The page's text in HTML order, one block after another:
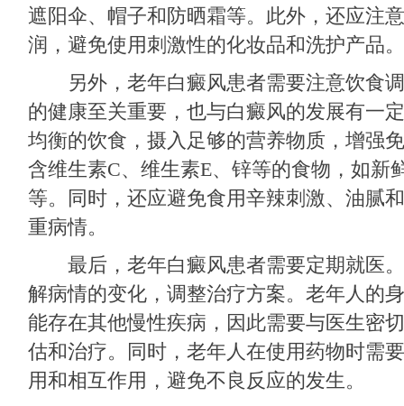
遮阳伞、帽子和防晒霜等。此外，还应注
润，避免使用刺激性的化妆品和洗护产品。
另外，老年白癜风患者需要注意饮食调
的健康至关重要，也与白癜风的发展有一
均衡的饮食，摄入足够的营养物质，增强
含维生素C、维生素E、锌等的食物，如新
等。同时，还应避免食用辛辣刺激、油腻
重病情。
最后，老年白癜风患者需要定期就医。
解病情的变化，调整治疗方案。老年人的
能存在其他慢性疾病，因此需要与医生密
估和治疗。同时，老年人在使用药物时需
用和相互作用，避免不良反应的发生。